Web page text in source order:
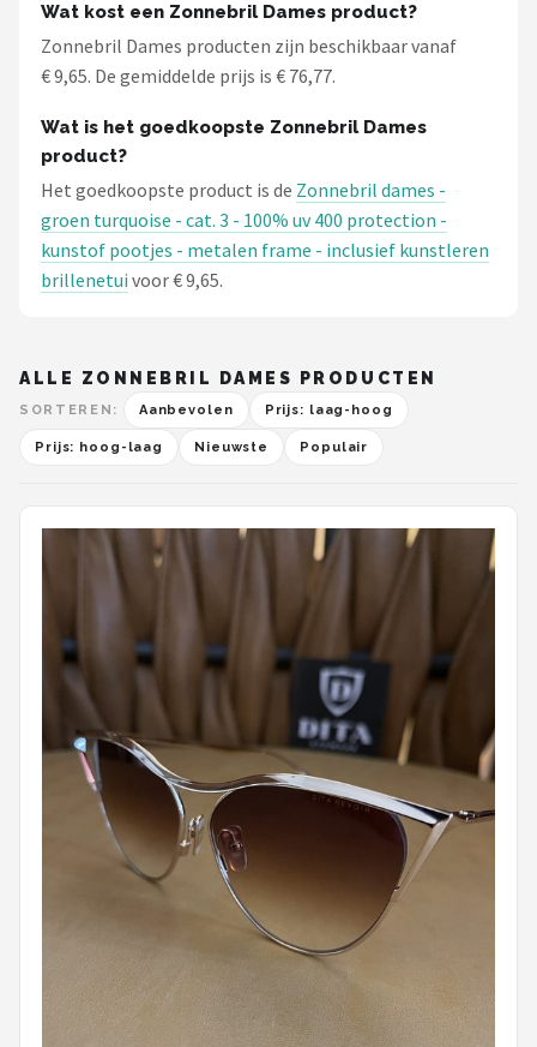
Wat kost een Zonnebril Dames product?
Zonnebril Dames producten zijn beschikbaar vanaf
€ 9,65. De gemiddelde prijs is € 76,77.
Wat is het goedkoopste Zonnebril Dames
product?
Het goedkoopste product is de Zonnebril dames -
groen turquoise - cat. 3 - 100% uv 400 protection -
kunstof pootjes - metalen frame - inclusief kunstleren
brillenetui voor € 9,65.
ALLE ZONNEBRIL DAMES PRODUCTEN
SORTEREN: Aanbevolen Prijs: laag-hoog
Prijs: hoog-laag Nieuwste Populair